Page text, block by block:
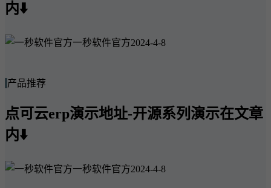
内⬇️
一秒软件官方2024-4-8
产品推荐
点可云erp演示地址-开源系列演示在文章
内⬇️
一秒软件官方2024-4-8